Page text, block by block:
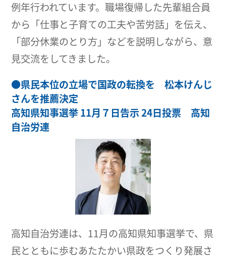
例年行われています。職場復帰した先輩組合員
から「仕事と子育ての工夫や苦労話」を伝え、
「部分休業のとり方」などを説明しながら、意
見交流をしてきました。
●県民本位の立場で国政の転換を 松本けんじ
さんを推薦決定
高知県知事選挙 11月７日告示 24日投票 高知
自治労連
高知自治労連は、11月の高知県知事選挙で、県
民とともに歩むあたたかい県政をつくり発展さ